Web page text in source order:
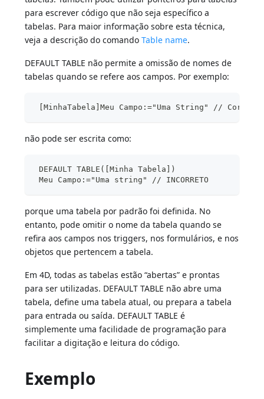
para escrever código que não seja específico a
tabelas. Para maior informação sobre esta técnica,
veja a descrição do comandoTable name.
DEFAULT TABLE não permite a omissão de nomes de
tabelas quando se refere aos campos. Por exemplo:
[MinhaTabela]Meu Campo:="Uma String" // Correto
não pode ser escrita como:
DEFAULT TABLE([Minha Tabela])
Meu Campo:="Uma string" // INCORRETO
porque uma tabela por padrão foi definida. No
entanto, pode omitir o nome da tabela quando se
refira aos campos nos triggers, nos formulários, e nos
objetos que pertencem a tabela.
Em 4D, todas as tabelas estão “abertas” e prontas
para ser utilizadas. DEFAULT TABLE não abre uma
tabela, define uma tabela atual, ou prepara a tabela
para entrada ou saída. DEFAULT TABLE é
simplemente uma facilidade de programação para
facilitar a digitação e leitura do código.
Exemplo